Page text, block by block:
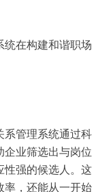
在构建和谐职场
系管理系统通过科
业筛选出与岗位
性强的候选人。这
率，还能从一开始